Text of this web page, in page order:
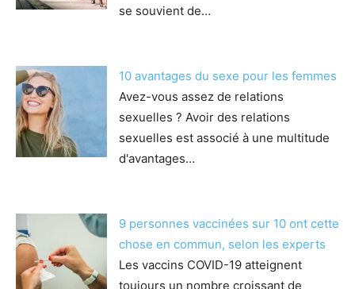
se souvient de…
10 avantages du sexe pour les femmes
Avez-vous assez de relations
sexuelles ? Avoir des relations
sexuelles est associé à une multitude
d'avantages…
9 personnes vaccinées sur 10 ont cette
chose en commun, selon les experts
Les vaccins COVID-19 atteignent
toujours un nombre croissant de